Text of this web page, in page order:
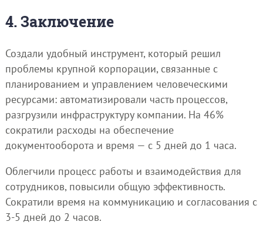
4. Заключение
Создали удобный инструмент, который решил
проблемы крупной корпорации, связанные с
планированием и управлением человеческими
ресурсами: автоматизировали часть процессов,
разгрузили инфраструктуру компании. На 46%
сократили расходы на обеспечение
документооборота и время — с 5 дней до 1 часа.
Облегчили процесс работы и взаимодействия для
сотрудников, повысили общую эффективность.
Сократили время на коммуникацию и согласования с
3-5 дней до 2 часов.